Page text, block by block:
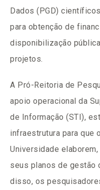
Dados (PGD)
para obtenção de
disponibilização
projetos.
A Pró-Reitoria de
apoio operacional da
de Informação (STI),
infraestrutura para que
Universidade
seus planos de gestão
disso, os